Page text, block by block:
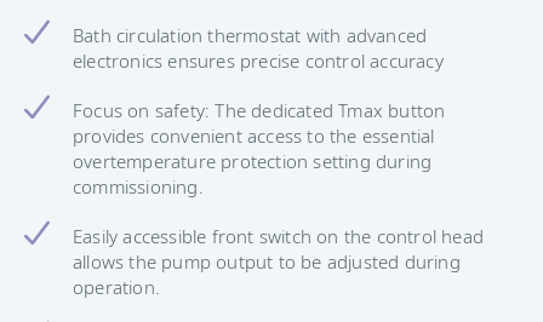
Bath circulation thermostat with advanced
electronics ensures precise control accuracy
Focus on safety: The dedicated Tmax button
provides convenient access to the essential
overtemperature protection setting during
commissioning.
Easily accessible front switch on the control head
allows the pump output to be adjusted during
operation.